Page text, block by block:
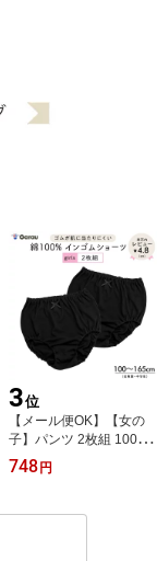
3位
【メール便OK】【女の
子】パンツ 2枚組 100c
m〜165cm【綿100％】
黒無地 リボン付き キッ
ツ インゴムショーツ 学
748 円